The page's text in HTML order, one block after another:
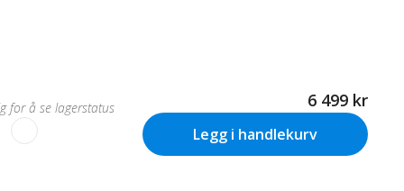
for å se lagerstatus 6 499 kr
Legg i handlekurv